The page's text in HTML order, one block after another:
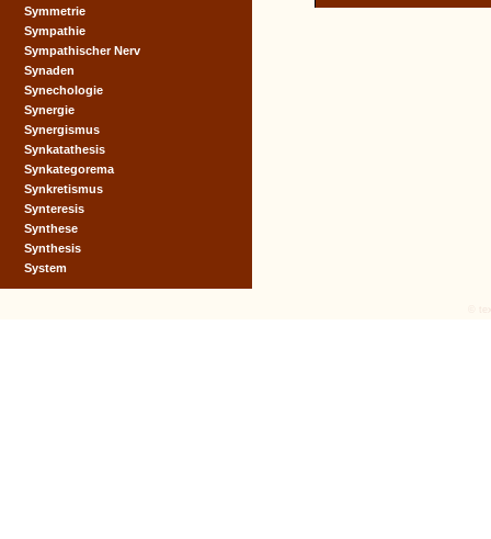
Symmetrie
Sympathie
Sympathischer Nerv
Synaden
Synechologie
Synergie
Synergismus
Synkatathesis
Synkategorema
Synkretismus
Synteresis
Synthese
Synthesis
System